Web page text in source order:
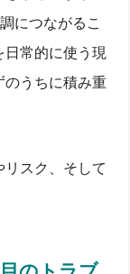
につながるこ
常的に使う現
のうちに積み重
スク、そして